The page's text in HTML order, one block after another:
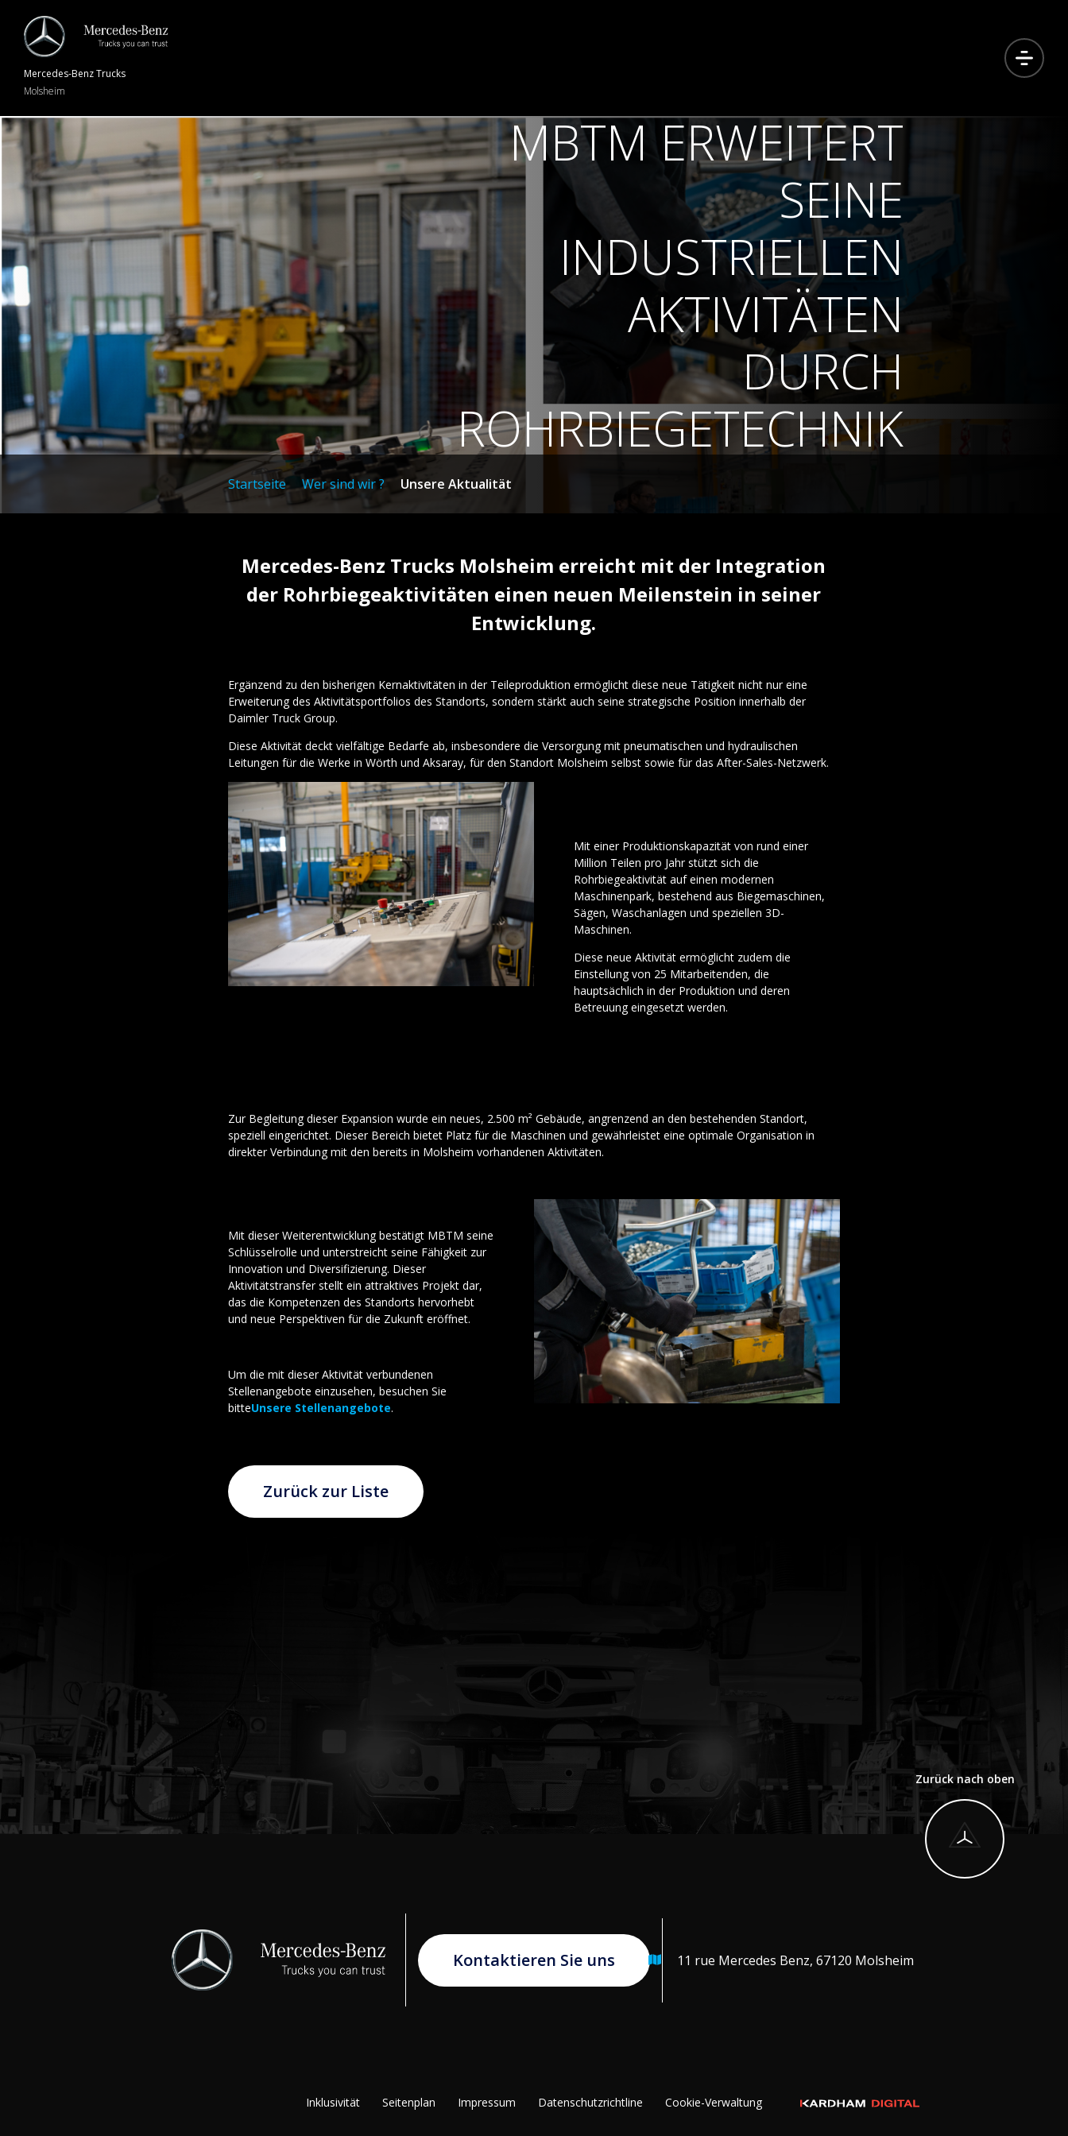
Mercedes-BenzTrucks
Molsheim
MBTM ERWEITERT
SEINE
INDUSTRIELLEN
AKTIVITÄTEN
DURCH
ROHRBIEGETECHNIK
Startseite Wer sind wir ? Unsere Aktualität
Mercedes-Benz Trucks Molsheim erreicht mit der Integration
der Rohrbiegeaktivitäten einen neuen Meilenstein in seiner
Entwicklung.
Ergänzend zu den bisherigen Kernaktivitäten in der Teileproduktion ermöglicht diese neue Tätigkeit nicht nur eine
Erweiterung des Aktivitätsportfolios des Standorts, sondern stärkt auch seine strategische Position innerhalb der
Daimler Truck Group.
Diese Aktivität deckt vielfältige Bedarfe ab, insbesondere die Versorgung mit pneumatischen und hydraulischen
Leitungen für die Werke in Wörth und Aksaray, für den Standort Molsheim selbst sowie für das After-Sales-Netzwerk.
Mit einer Produktionskapazität von rund einer
Million Teilen pro Jahr stützt sich die
Rohrbiegeaktivität auf einen modernen
Maschinenpark, bestehend aus Biegemaschinen,
Sägen, Waschanlagen und speziellen 3D-
Maschinen.
Diese neue Aktivität ermöglicht zudem die
Einstellung von 25 Mitarbeitenden, die
hauptsächlich in der Produktion und deren
Betreuung eingesetzt werden.
Zur Begleitung dieser Expansion wurde ein neues, 2.500 m² Gebäude, angrenzend an den bestehenden Standort,
speziell eingerichtet. Dieser Bereich bietet Platz für die Maschinen und gewährleistet eine optimale Organisation in
direkter Verbindung mit den bereits in Molsheim vorhandenen Aktivitäten.
Mit dieser Weiterentwicklung bestätigt MBTM seine
Schlüsselrolle und unterstreicht seine Fähigkeit zur
Innovation und Diversifizierung. Dieser
Aktivitätstransfer stellt ein attraktives Projekt dar,
das die Kompetenzen des Standorts hervorhebt
und neue Perspektiven für die Zukunft eröffnet.
Um die mit dieser Aktivität verbundenen
Stellenangebote einzusehen, besuchen Sie
bitteUnsere Stellenangebote.
Zurück zur Liste
Zurück nach oben
Kontaktieren Sie uns 11 rue Mercedes Benz, 67120 Molsheim
Inklusivität Seitenplan Impressum Datenschutzrichtline Cookie-Verwaltung